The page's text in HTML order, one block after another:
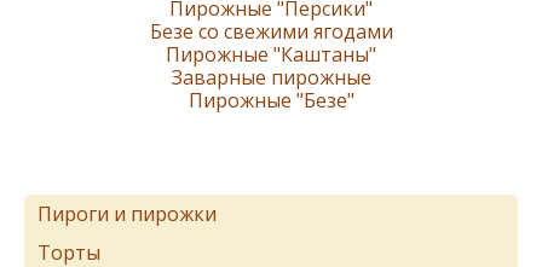
Пирожные "Персики"
Безе со свежими ягодами
Пирожные "Каштаны"
Заварные пирожные
Пирожныe "Бeзe"
Пироги и пирожки
Торты